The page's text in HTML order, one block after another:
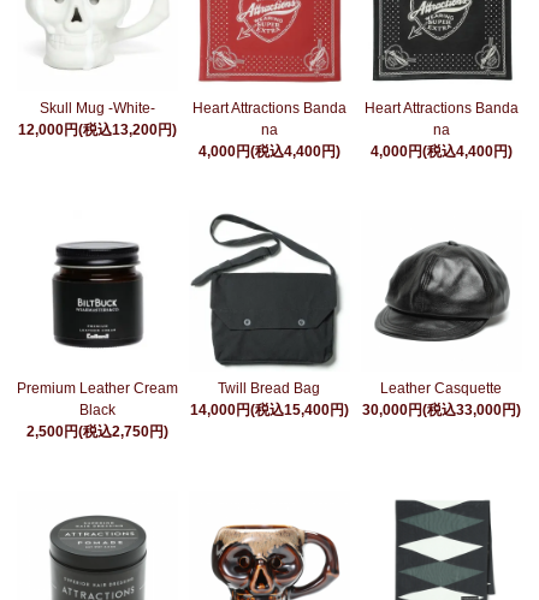
Skull Mug -White-
12,000円(税込13,200円)
Heart Attractions Banda
na
4,000円(税込4,400円)
Heart Attractions Banda
na
4,000円(税込4,400円)
Premium Leather Cream
Black
2,500円(税込2,750円)
Twill Bread Bag
14,000円(税込15,400円)
Leather Casquette
30,000円(税込33,000円)